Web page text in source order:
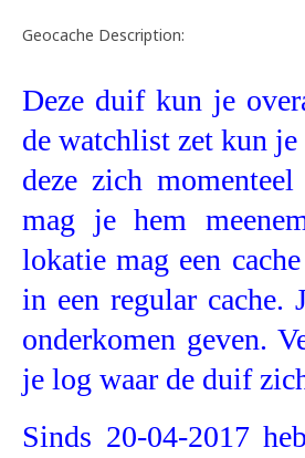
Geocache Description:
Deze duif kun je
de watchlist zet kun
deze zich
mag je hem
lokatie mag een
in een regular cache.
onderkomen geven.
je log waar de duif
Sinds 20-04-2017